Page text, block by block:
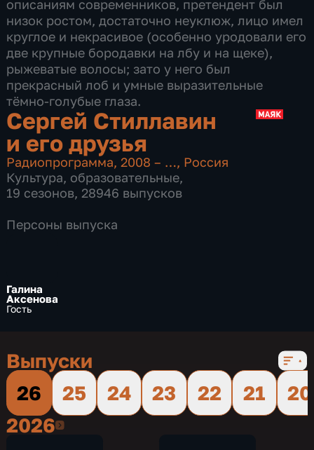
описаниям современников, претендент был
низок ростом, достаточно неуклюж, лицо имел
круглое и некрасивое (особенно уродовали его
две крупные бородавки на лбу и на щеке),
рыжеватые волосы; зато у него был
прекрасный лоб и умные выразительные
тёмно-голубые глаза.
Сергей Стиллавин
и его друзья
Радиопрограмма,2008 – …, Россия
Культура, образовательные,
19 сезонов, 28946 выпусков
Персоны выпуска
Галина
Аксенова
Гость
Выпуски
26
25 24 23 22 21
20
20262026